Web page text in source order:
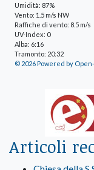
Umidità: 87%
Vento: 1.5 m/s NW
Raffiche di vento: 8.5 m/s
UV-Index: 0
Alba: 6:16
Tramonto: 20:32
© 2026 Powered by
Articoli